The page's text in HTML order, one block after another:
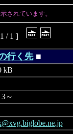
されています。
/ 1 ]
行く先■
kB
～